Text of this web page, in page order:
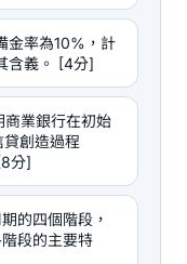
金率為10%，計
含義。 [4分]
業銀行在初始
創造過程
分]
的四個階段，
段的主要特